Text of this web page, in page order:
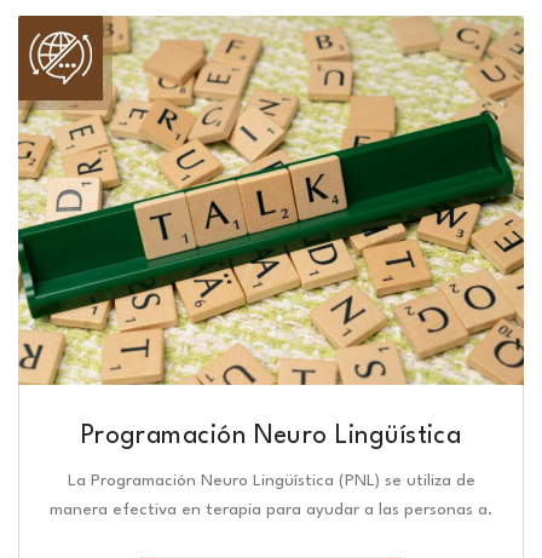
Programación Neuro Lingüística​
La Programación Neuro Lingüística (PNL) se utiliza de
manera efectiva en terapia para ayudar a las personas a.